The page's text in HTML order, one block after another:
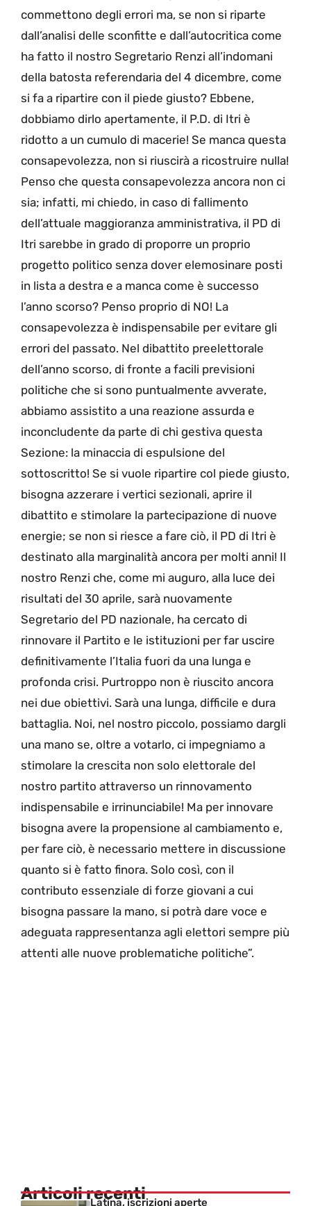
commettono degli errori ma, se non si riparte
dall’analisi delle sconfitte e dall’autocritica come
ha fatto il nostro Segretario Renzi all’indomani
della batosta referendaria del 4 dicembre, come
si fa a ripartire con il piede giusto? Ebbene,
dobbiamo dirlo apertamente, il P.D. di Itri è
ridotto a un cumulo di macerie! Se manca questa
consapevolezza, non si riuscirà a ricostruire nulla!
Penso che questa consapevolezza ancora non ci
sia; infatti, mi chiedo, in caso di fallimento
dell’attuale maggioranza amministrativa, il PD di
Itri sarebbe in grado di proporre un proprio
progetto politico senza dover elemosinare posti
in lista a destra e a manca come è successo
l’anno scorso? Penso proprio di NO! La
consapevolezza è indispensabile per evitare gli
errori del passato. Nel dibattito preelettorale
dell’anno scorso, di fronte a facili previsioni
politiche che si sono puntualmente avverate,
abbiamo assistito a una reazione assurda e
inconcludente da parte di chi gestiva questa
Sezione: la minaccia di espulsione del
sottoscritto! Se si vuole ripartire col piede giusto,
bisogna azzerare i vertici sezionali, aprire il
dibattito e stimolare la partecipazione di nuove
energie; se non si riesce a fare ciò, il PD di Itri è
destinato alla marginalità ancora per molti anni! Il
nostro Renzi che, come mi auguro, alla luce dei
risultati del 30 aprile, sarà nuovamente
Segretario del PD nazionale, ha cercato di
rinnovare il Partito e le istituzioni per far uscire
definitivamente l’Italia fuori da una lunga e
profonda crisi. Purtroppo non è riuscito ancora
nei due obiettivi. Sarà una lunga, difficile e dura
battaglia. Noi, nel nostro piccolo, possiamo dargli
una mano se, oltre a votarlo, ci impegniamo a
stimolare la crescita non solo elettorale del
nostro partito attraverso un rinnovamento
indispensabile e irrinunciabile! Ma per innovare
bisogna avere la propensione al cambiamento e,
per fare ciò, è necessario mettere in discussione
quanto si è fatto finora. Solo così, con il
contributo essenziale di forze giovani a cui
bisogna passare la mano, si potrà dare voce e
adeguata rappresentanza agli elettori sempre più
attenti alle nuove problematiche politiche”.
Articoli recentiLatina, iscrizioni aperte